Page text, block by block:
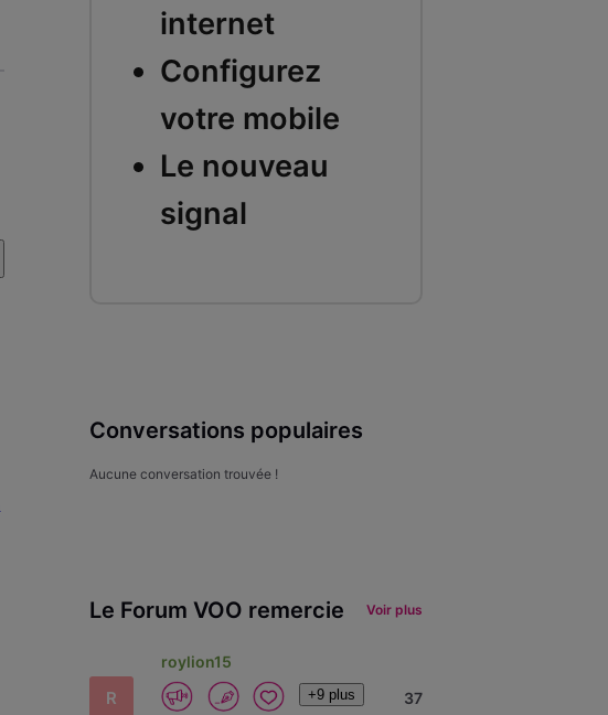
internet
Configurez
votre mobile
Le nouveau
signal
Conversations populaires
Aucune conversation trouvée !
Le Forum VOO remercie Voir plus
R
roylion15
+9 plus 37